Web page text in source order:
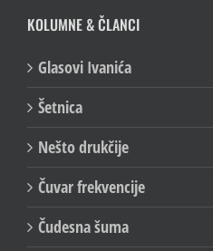
KOLUMNE & ČLANCI
Glasovi Ivanića
Šetnica
Nešto drukčije
Čuvar frekvencije
Čudesna šuma